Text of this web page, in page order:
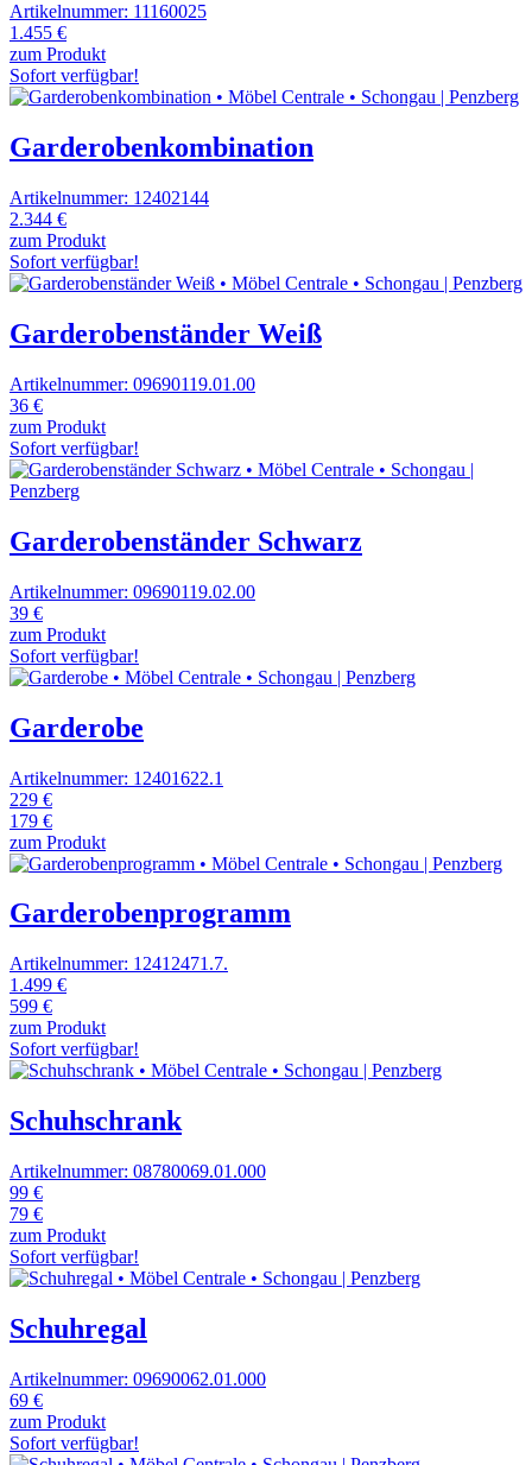
Artikelnummer: 11160025
1.455 €
zum Produkt
Sofort verfügbar!
Garderobenkombination
Artikelnummer: 12402144
2.344 €
zum Produkt
Sofort verfügbar!
Garderobenständer Weiß
Artikelnummer: 09690119.01.00
36 €
zum Produkt
Sofort verfügbar!
Garderobenständer Schwarz
Artikelnummer: 09690119.02.00
39 €
zum Produkt
Sofort verfügbar!
Garderobe
Artikelnummer: 12401622.1
229 €
179 €
zum Produkt
Garderobenprogramm
Artikelnummer: 12412471.7.
1.499 €
599 €
zum Produkt
Sofort verfügbar!
Schuhschrank
Artikelnummer: 08780069.01.000
99 €
79 €
zum Produkt
Sofort verfügbar!
Schuhregal
Artikelnummer: 09690062.01.000
69 €
zum Produkt
Sofort verfügbar!